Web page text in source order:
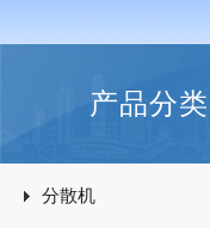
产品分类
分散机